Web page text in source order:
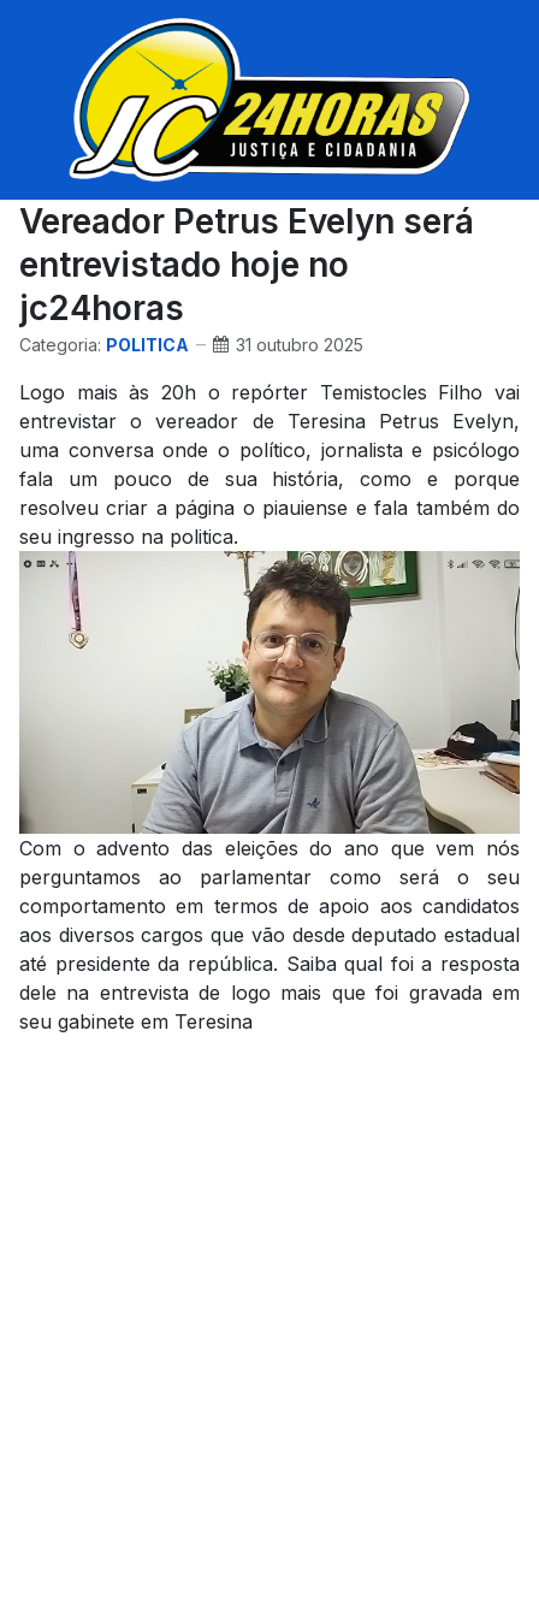
Vereador Petrus Evelyn será
entrevistado hoje no
jc24horas
Categoria: POLITICA 31 outubro 2025
Logo mais às 20h o repórter Temistocles Filho vai
entrevistar o vereador de Teresina Petrus Evelyn,
uma conversa onde o político, jornalista e psicólogo
fala um pouco de sua história, como e porque
resolveu criar a página o piauiense e fala também do
seu ingresso na politica.
Com o advento das eleições do ano que vem nós
perguntamos ao parlamentar como será o seu
comportamento em termos de apoio aos candidatos
aos diversos cargos que vão desde deputado estadual
até presidente da república. Saiba qual foi a resposta
dele na entrevista de logo mais que foi gravada em
seu gabinete em Teresina